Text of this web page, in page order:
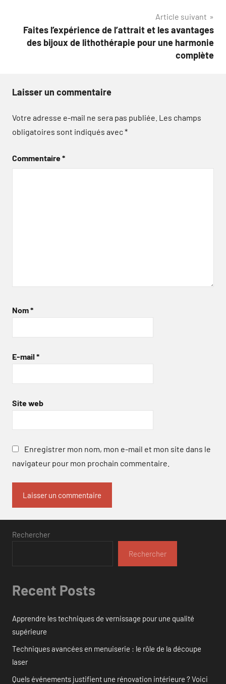
Article suivant
Faites l’expérience de l’attrait et les avantages
des bijoux de lithothérapie pour une harmonie
complète
Laisser un commentaire
Votre adresse e-mail ne sera pas publiée. Les champs
obligatoires sont indiqués avec*
Commentaire*
Nom*
E-mail *
Site web
Enregistrer mon nom, mon e-mail et mon site dans le
navigateur pour mon prochain commentaire.
Rechercher
Rechercher
Recent Posts
Apprendre les techniques de vernissage pour une qualité
supérieure
Techniques avancées en menuiserie : le rôle de la découpe
laser
Quels événements justifient une rénovation intérieure ? Voici